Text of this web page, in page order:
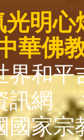
光明心
華佛
界和平
訊網
國家宗